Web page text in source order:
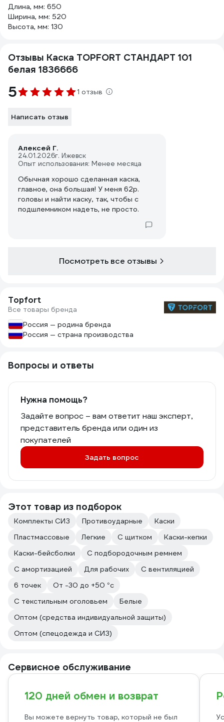
Длина, мм: 650
Ширина, мм: 520
Высота, мм: 130
Отзывы Каска TOPFORT СТАНДАРТ 101
белая 1836666
5 1 отзыв
Написать отзыв
Алексей Г.
24.01.2026г. Ижевск
Опыт использования: Менее месяца
Обычная хорошо сделанная каска,
главное, она большая! У меня 62р.
головы и найти каску, так, чтобы с
подшлемником надеть, не просто.
Посмотреть все отзывы
Topfort
Все товары бренда
Россия — родина бренда
Россия — страна производства
Вопросы и ответы
Нужна помощь?
Задайте вопрос – вам ответит наш эксперт,
представитель бренда или один из
покупателей
Задать вопрос
Этот товар из подборок
Комплекты СИЗ Противоударные
Каски
Пластмассовые
Легкие С щитком
Каски-кепки
Каски-бейсболки
С подбородочным ремнем
С амортизацией
Для рабочих
С вентиляцией
6 точек
От -30 до +50 °с
С текстильным оголовьем
Белые
Оптом (средства индивидуальной защиты)
Оптом (спецодежда и СИЗ)
Сервисное обслуживание
120 дней обмен и возврат
Вы можете вернуть товар, который не был